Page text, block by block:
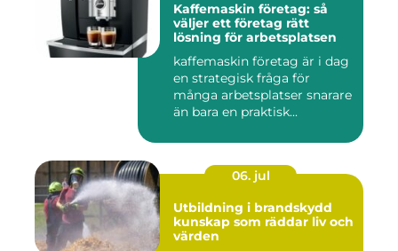
Kaffemaskin företag: så
väljer ett företag rätt
lösning för arbetsplatsen
kaffemaskin företag är i dag
en strategisk fråga för
många arbetsplatser snarare
än bara en praktisk...
06. jul
Utbildning i brandskydd
kunskap som räddar liv och
värden